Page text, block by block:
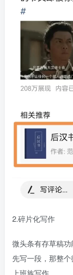
2.碎片化写作
微头条有存草稿
先写一段，那整
上班族写作。